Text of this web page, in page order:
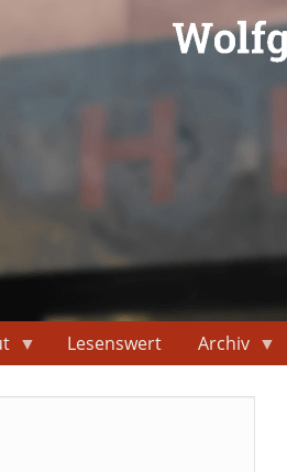
Lesenswert Archiv